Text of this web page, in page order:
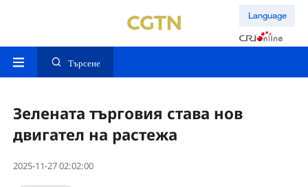
Language
Търсене
Зелената търговия става нов
двигател на растежа
2025-11-27 02:02:00